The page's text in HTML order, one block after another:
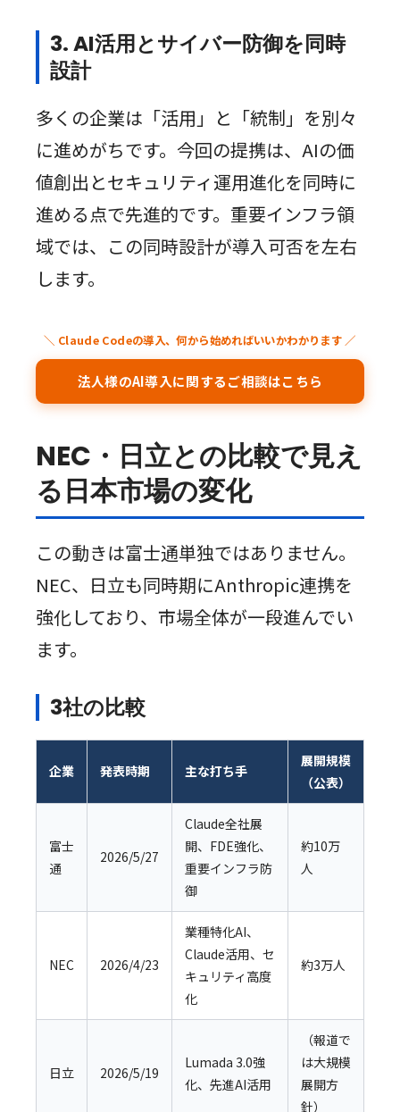
3. AI活用とサイバー防御を同時
設計
多くの企業は「活用」と「統制」を別々
に進めがちです。今回の提携は、AIの価
値創出とセキュリティ運用進化を同時に
進める点で先進的です。重要インフラ領
域では、この同時設計が導入可否を左右
します。
＼ Claude Codeの導入、何から始めればいいかわかります ／
法人様のAI導入に関するご相談はこちら
NEC・日立との比較で見え
る日本市場の変化
この動きは富士通単独ではありません。
NEC、日立も同時期にAnthropic連携を
強化しており、市場全体が一段進んでい
ます。
3社の比較
企業 発表時期 主な打ち手
展開規模
（公表）
富士
通
2026/5/27
Claude全社展
開、FDE強化、
重要インフラ防
御
約10万
人
NEC 2026/4/23
業種特化AI、
Claude活用、セ
キュリティ高度
化
約3万人
日立 2026/5/19
Lumada 3.0強
化、先進AI活用
（報道で
は大規模
展開方
針）